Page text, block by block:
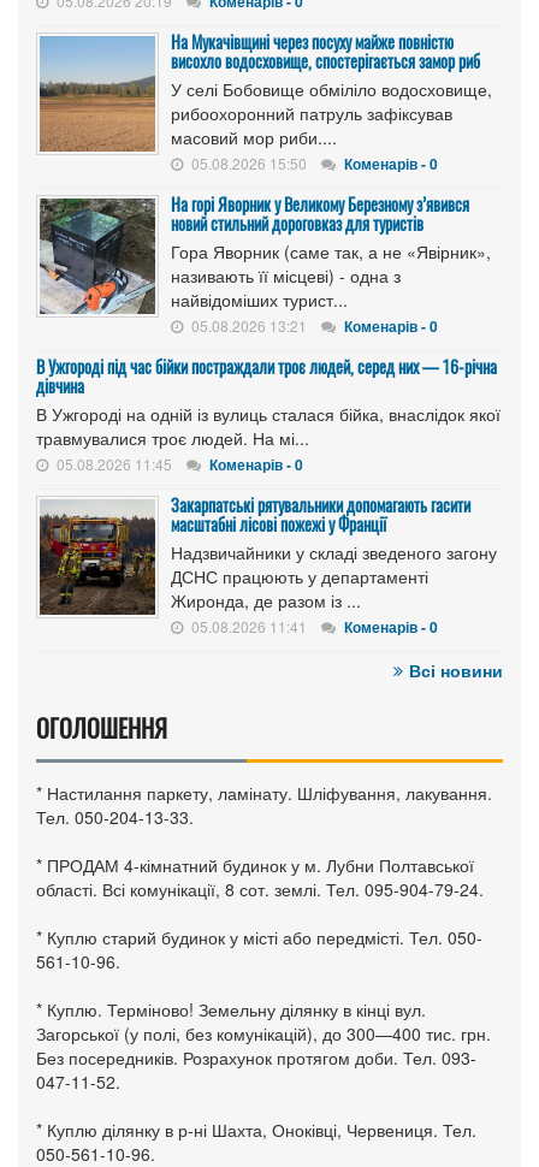
На Мукачівщині через посуху майже повністю
висохло водосховище, спостерігається замор риб
У селі Бобовище обміліло водосховище,
рибоохоронний патруль зафіксував
масовий мор риби....
05.08.2026 15:50 Коменарів - 0
На горі Яворник у Великому Березному з’явився
новий стильний дороговказ для туристів
Гора Яворник (саме так, а не «Явірник»,
називають її місцеві) - одна з
найвідоміших турист...
05.08.2026 13:21 Коменарів - 0
В Ужгороді під час бійки постраждали троє людей, серед них — 16-річна
дівчина
В Ужгороді на одній із вулиць сталася бійка, внаслідок якої
травмувалися троє людей. На мі...
05.08.2026 11:45 Коменарів - 0
Закарпатські рятувальники допомагають гасити
масштабні лісові пожежі у Франції
Надзвичайники у складі зведеного загону
ДСНС працюють у департаменті
Жиронда, де разом із ...
05.08.2026 11:41 Коменарів - 0
Всі новини
ОГОЛОШЕННЯ
* Настилання паркету, ламінату. Шліфування, лакування.
Тел. 050-204-13-33.
* ПРОДАМ 4-кімнатний будинок у м. Лубни Полтавської
області. Всі комунікації, 8 сот. землі. Тел. 095-904-79-24.
* Куплю старий будинок у місті або передмісті. Тел. 050-
561-10-96.
* Куплю. Терміново! Земельну ділянку в кінці вул.
Загорської (у полі, без комунікацій), до 300—400 тис. грн.
Без посередників. Розрахунок протягом доби. Тел. 093-
047-11-52.
* Куплю ділянку в р-ні Шахта, Оноківці, Червениця. Тел.
050-561-10-96.